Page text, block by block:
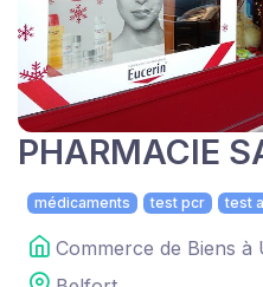
PHARMACIE
médicaments test pcr test
Commerce de Biens à